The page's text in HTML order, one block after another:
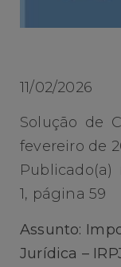
11/02/2026
Solução de
fevereiro de
Publicado(a)
1, página 59
Assunto:
Jurídica –